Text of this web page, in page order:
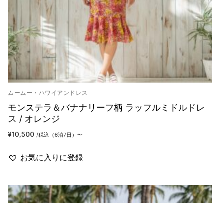
ムームー・ハワイアンドレス
モンステラ＆バナナリーフ柄 ラッフルミドルドレ
ス / オレンジ
¥10,500 /税込（6泊7日）〜
お気に入りに登録